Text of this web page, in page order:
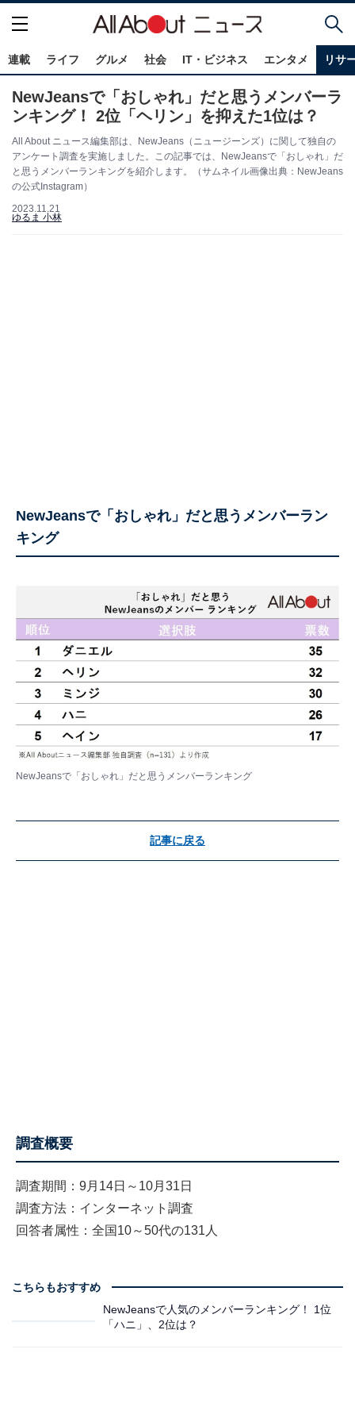
連載 ライフ グルメ 社会 IT・ビジネス エンタメ リサ
NewJeansで「おしゃれ」だと思うメンバーラ
ンキング！ 2位「ヘリン」を抑えた1位は？
All About ニュース編集部は、NewJeans（ニュージーンズ）に関して独自の
アンケート調査を実施しました。この記事では、NewJeansで「おしゃれ」だ
と思うメンバーランキングを紹介します。（サムネイル画像出典：NewJeans
の公式Instagram）
2023.11.21
ゆるま 小林
NewJeansで「おしゃれ」だと思うメンバーラン
キング
NewJeansで「おしゃれ」だと思うメンバーランキング
記事に戻る
調査概要
調査期間：9月14日～10月31日
調査方法：インターネット調査
回答者属性：全国10～50代の131人
こちらもおすすめ
NewJeansで人気のメンバーランキング！ 1位
「ハニ」、2位は？